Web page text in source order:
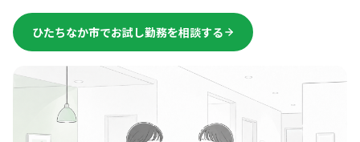
ひたちなか市でお試し勤務を相談する